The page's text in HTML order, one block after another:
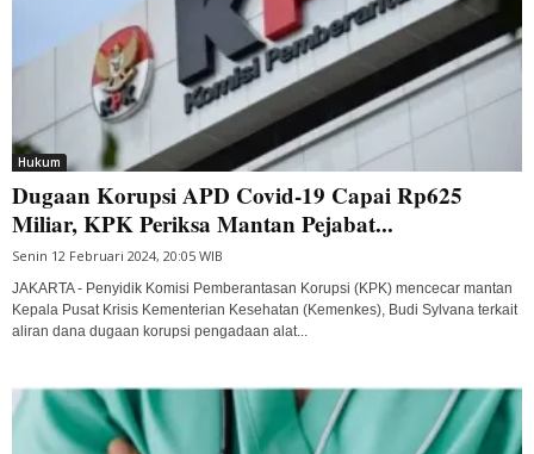
Hukum
Dugaan Korupsi APD Covid-19 Capai Rp625
Miliar, KPK Periksa Mantan Pejabat...
Senin 12 Februari 2024, 20:05 WIB
JAKARTA - Penyidik Komisi Pemberantasan Korupsi (KPK) mencecar mantan
Kepala Pusat Krisis Kementerian Kesehatan (Kemenkes), Budi Sylvana terkait
aliran dana dugaan korupsi pengadaan alat...